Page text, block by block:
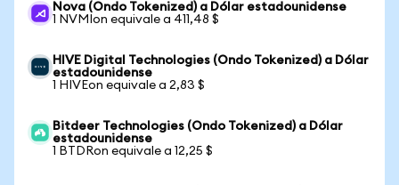
Nova (Ondo Tokenized) a Dólar estadounidense
1 NVMIon equivale a 411,48 $
HIVE Digital Technologies (Ondo Tokenized) a Dólar
estadounidense
1 HIVEon equivale a 2,83 $
Bitdeer Technologies (Ondo Tokenized) a Dólar
estadounidense
1 BTDRon equivale a 12,25 $